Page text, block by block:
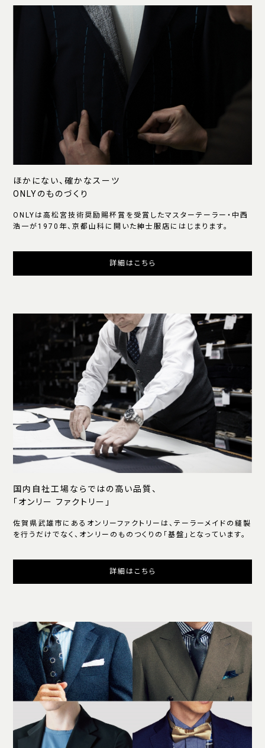
ほかにない、確かなスーツ
ONLYのものづくり
ONLYは高松宮技術奨励賜杯賞を受賞したマスターテーラー・中西
浩一が1970年、京都山科に開いた紳士服店にはじまります。
詳細はこちら
国内自社工場ならではの高い品質、
「オンリー ファクトリー」
佐賀県武雄市にあるオンリーファクトリーは、テーラーメイドの縫製
を行うだけでなく、オンリーのものつくりの「基盤」となっています。
詳細はこちら